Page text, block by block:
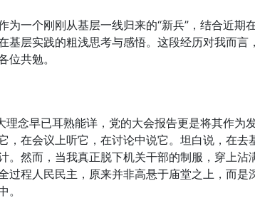
一个刚刚从基层一线归来的“新兵”，结合近期
层实践的粗浅思考与感悟。这段经历对我而言
共勉。
念早已耳熟能详，党的大会报告更是将其作为
在会议上听它，在讨论中说它。坦白说，在去
然而，当我真正脱下机关干部的制服，穿上沾
程人民民主，原来并非高悬于庙堂之上，而是